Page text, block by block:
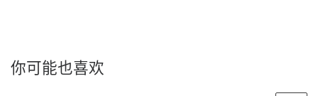
你可能也喜欢